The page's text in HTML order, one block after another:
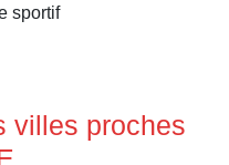
sportif
villes proches